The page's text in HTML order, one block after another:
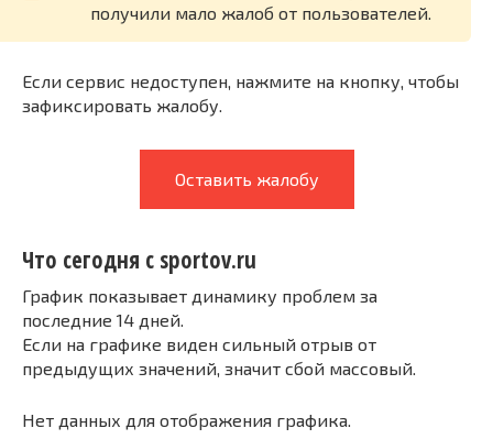
получили мало жалоб от пользователей.
Если сервис недоступен, нажмите на кнопку, чтобы
зафиксировать жалобу.
Оставить жалобу
Что сегодня с sportov.ru
График показывает динамику проблем за
последние 14 дней.
Если на графике виден сильный отрыв от
предыдущих значений, значит сбой массовый.
Нет данных для отображения графика.